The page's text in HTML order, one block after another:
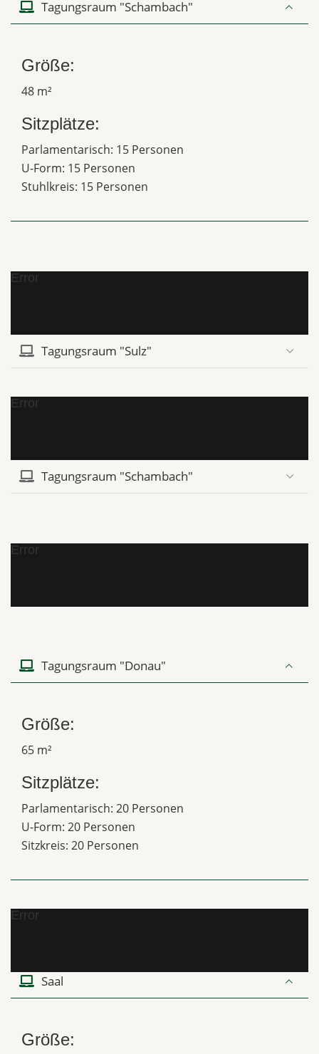
Tagungsraum "Schambach"
Größe:
48 m²
Sitzplätze:
Parlamentarisch: 15 Personen
U-Form: 15 Personen
Stuhlkreis: 15 Personen
Error
Tagungsraum "Sulz"
Error
Tagungsraum "Schambach"
Error
Tagungsraum "Donau"
Größe:
65 m²
Sitzplätze:
Parlamentarisch: 20 Personen
U-Form: 20 Personen
Sitzkreis: 20 Personen
Error
Saal
Größe: